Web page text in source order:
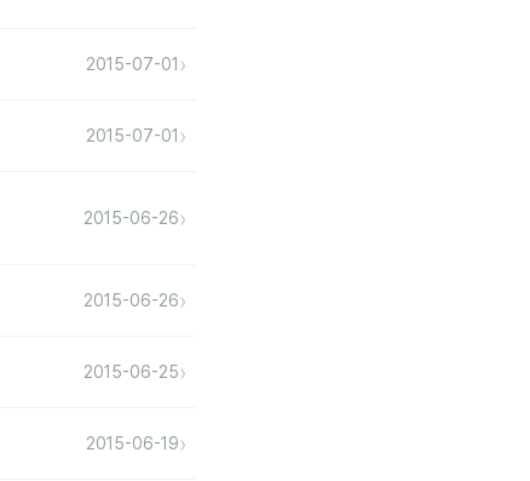
2015-07-01 ›
2015-07-01 ›
2015-06-26›
2015-06-26›
2015-06-25›
2015-06-19›